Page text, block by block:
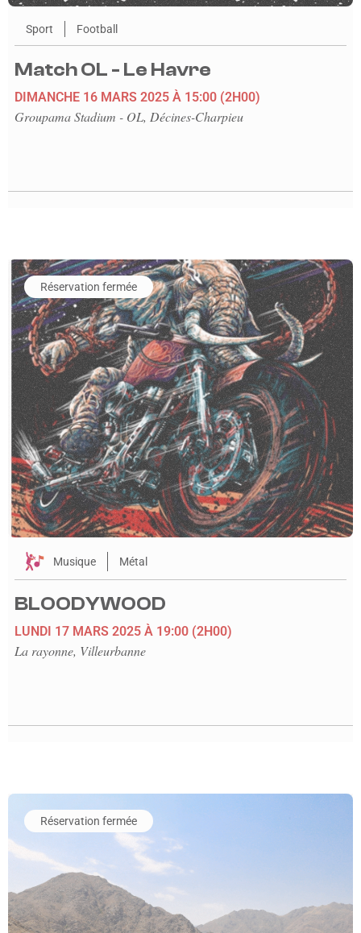
Sport Football
Match OL - Le Havre
DIMANCHE 16 MARS 2025 À 15:00 (2H00)
Groupama Stadium - OL, Décines-Charpieu
En savoir plus sur l'événement BLOODYWOOD
Réservation fermée
Musique Métal
BLOODYWOOD
LUNDI 17 MARS 2025 À 19:00 (2H00)
La rayonne, Villeurbanne
En savoir plus sur l'événement Sur la route de la soie
Réservation fermée